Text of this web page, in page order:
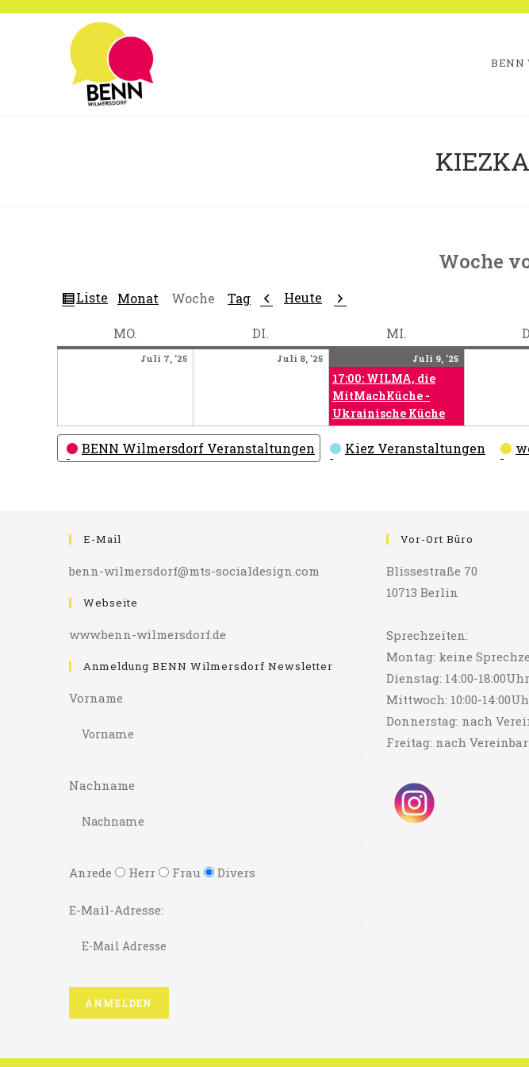
BENN
Woche
Ansicht
Liste Monat Woche Tag Zurück
Heute Weiter
MO. DI. MI.
Juli 7, '25Juli
Juli 8, '25Juli
2025
Juli 9, '25Juli
(1
17:00: WILMA, die
MitMachKüche -
Ukrainische Küche
Kategorien
BENN Wilmersdorf Veranstaltungen Kiez Veranstaltungen
E-Mail
benn-wilmersdorf@mts-socialdesign.com
Webseite
www.benn-wilmersdorf.de
Anmeldung BENN Wilmersdorf Newsletter
Vorname
Nachname
Anrede Herr Frau Divers
E-Mail-Adresse:
Vor-Ort Büro
Blissestraße 70
10713 Berlin
Sprechzeiten:
Montag: keine
Dienstag: 14:00-18:00Uhr
Mittwoch: 10:00-
Donnerstag: nach
Freitag: nach